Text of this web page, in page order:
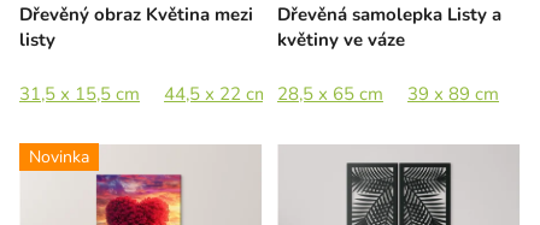
Dřevěný obraz Květina mezi
listy
31,5 x 15,5 cm 44,5 x 22 cm 65 x 32,5 cm 89 x 44,5 cm
Dřevěná samolepka Listy a
květiny ve váze
28,5 x 65 cm 39 x 89 cm
Novinka